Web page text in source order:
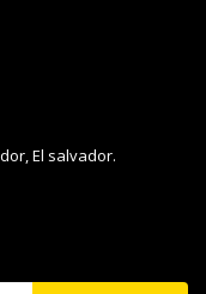
El salvador.